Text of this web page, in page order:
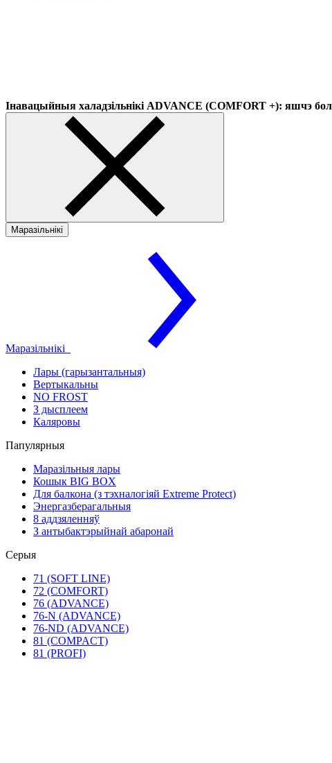
Інавацыйныя халадзільнікі ADVANCE (COMFORT +): яшчэ
Маразільнікі
Маразільнікі
Лары (гарызантальныя)
Вертыкальны
NO FROST
З дысплеем
Каляровы
Папулярныя
Маразільныя лары
Кошык BIG BOX
Для балкона (з тэхналогіяй Extreme Protect)
Энергазберагальныя
8 аддзяленняў
З антыбактэрыйнай абаронай
Серыя
71 (SOFT LINE)
72 (COMFORT)
76 (ADVANCE)
76-N (ADVANCE)
76-ND (ADVANCE)
81 (COMPACT)
81 (PROFI)